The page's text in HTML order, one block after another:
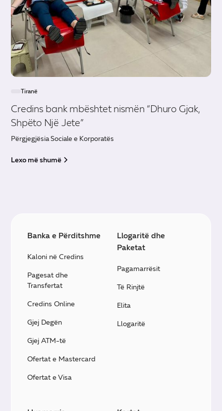
Tiranë
Credins bank mbështet nismën “Dhuro Gjak,
Shpëto Një Jete”
Përgjegjësia Sociale e Korporatës
Lexo më shumë
Banka e Përditshme
Kaloni në Credins
Pagesat dhe
Transfertat
Credins Online
Gjej Degën
Gjej ATM-të
Ofertat e Mastercard
Ofertat e Visa
Llogaritë dhe
Paketat
Pagamarrësit
Të Rinjtë
Elita
Llogaritë